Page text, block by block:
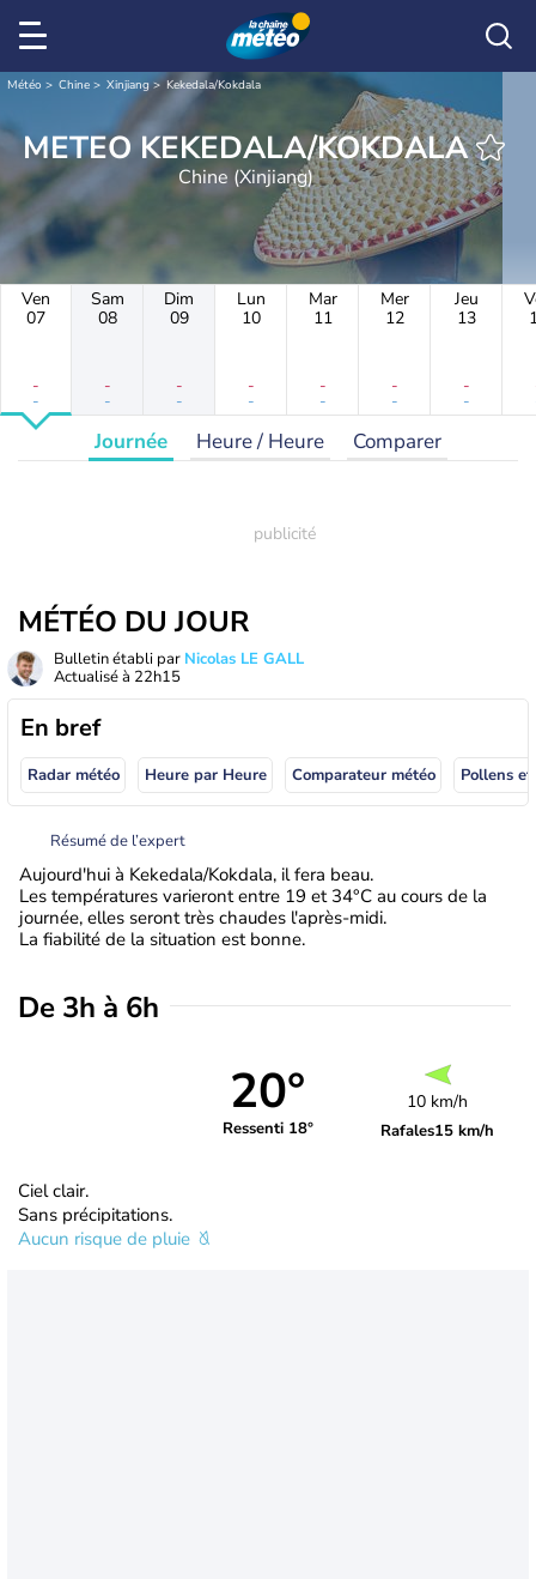
Météo Chine Xinjiang Kekedala/Kokdala
METEO KEKEDALA/KOKDALA
Chine (Xinjiang)
Ven
07
-
-
Sam
08
-
-
Dim
09
-
-
Lun
10
-
-
Mar
11
-
-
Mer
12
-
-
Jeu
13
-
-
Journée Heure / Heure Comparer
MÉTÉO DU JOUR
Bulletin établi par Nicolas LE GALL
Actualisé à 22h15
En bref
Radar météo Heure par Heure Comparateur météo Pollens
Résumé de l’expert
Aujourd'hui à Kekedala/Kokdala, il fera beau.
Les températures varieront entre 19 et 34°C au cours de la
journée, elles seront très chaudes l'après-midi.
La fiabilité de la situation est bonne.
De 3h à 6h
20°
Ressenti 18°
10 km/h
Rafales15 km/h
Ciel clair.
Sans précipitations.
Aucun risque de pluie